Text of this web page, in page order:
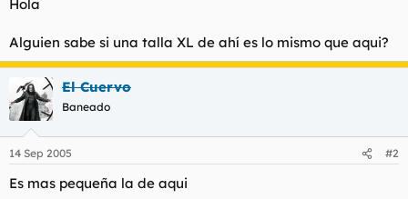
e
m
a
Hola
Alguien sabe si una talla XL de ahí es lo mismo que aqui?
El Cuervo
Baneado
14 Sep 2005 #2
Es mas pequeña la de aqui